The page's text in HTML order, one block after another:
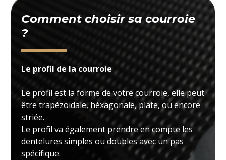
Comment choisir sa courroie
?
Le profil de la courroie
Le profil est la forme de votre courroie, elle peut
être trapézoïdale, héxagonale, plate, ou encore
striée.
Le profil va également prendre en compte les
dentelures simples ou doubles avec un pas
spécifique.